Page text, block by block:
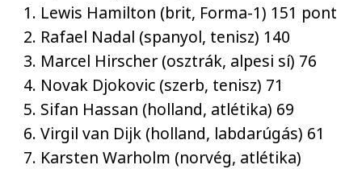
1. Lewis Hamilton (brit, Forma-1) 151 pont
2. Rafael Nadal (spanyol, tenisz) 140
3. Marcel Hirscher (osztrák, alpesi sí) 76
4. Novak Djokovic (szerb, tenisz) 71
5. Sifan Hassan (holland, atlétika) 69
6. Virgil van Dijk (holland, labdarúgás) 61
7. Karsten Warholm (norvég, atlétika)